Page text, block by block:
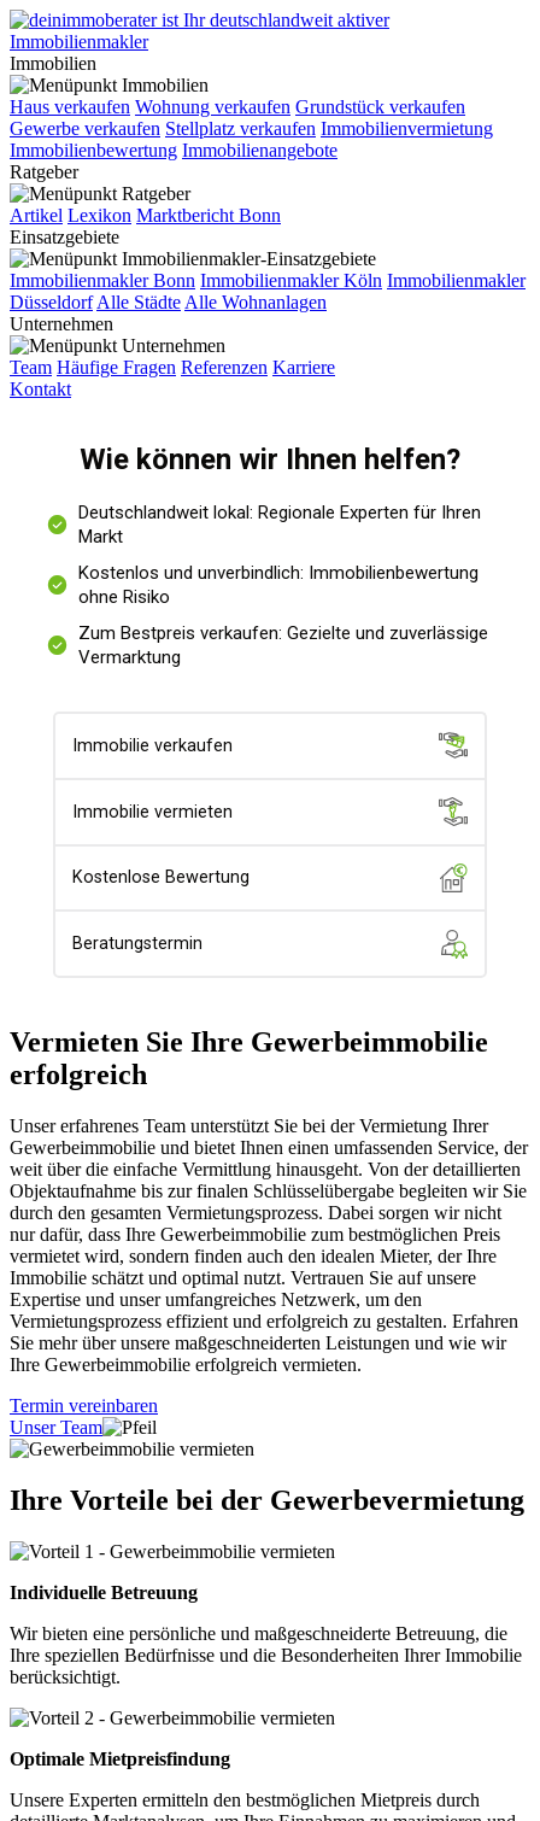
Immobilien
Haus verkaufen Wohnung verkaufen Grundstück verkaufen
Gewerbe verkaufen Stellplatz verkaufen Immobilienvermietung
Immobilienbewertung Immobilienangebote
Ratgeber
Artikel Lexikon Marktbericht Bonn
Einsatzgebiete
Immobilienmakler Bonn Immobilienmakler Köln Immobilienmakler
Düsseldorf Alle Städte Alle Wohnanlagen
Unternehmen
Team Häufige Fragen Referenzen Karriere
Kontakt
Vermieten Sie Ihre Gewerbeimmobilie
erfolgreich
Unser erfahrenes Team unterstützt Sie bei der Vermietung Ihrer
Gewerbeimmobilie und bietet Ihnen einen umfassenden Service, der
weit über die einfache Vermittlung hinausgeht. Von der detaillierten
Objektaufnahme bis zur finalen Schlüsselübergabe begleiten wir Sie
durch den gesamten Vermietungsprozess. Dabei sorgen wir nicht
nur dafür, dass Ihre Gewerbeimmobilie zum bestmöglichen Preis
vermietet wird, sondern finden auch den idealen Mieter, der Ihre
Immobilie schätzt und optimal nutzt. Vertrauen Sie auf unsere
Expertise und unser umfangreiches Netzwerk, um den
Vermietungsprozess effizient und erfolgreich zu gestalten. Erfahren
Sie mehr über unsere maßgeschneiderten Leistungen und wie wir
Ihre Gewerbeimmobilie erfolgreich vermieten.
Termin vereinbaren
Unser Team
Ihre Vorteile bei der Gewerbevermietung
Individuelle Betreuung
Wir bieten eine persönliche und maßgeschneiderte Betreuung, die
Ihre speziellen Bedürfnisse und die Besonderheiten Ihrer Immobilie
berücksichtigt.
Optimale Mietpreisfindung
Unsere Experten ermitteln den bestmöglichen Mietpreis durch